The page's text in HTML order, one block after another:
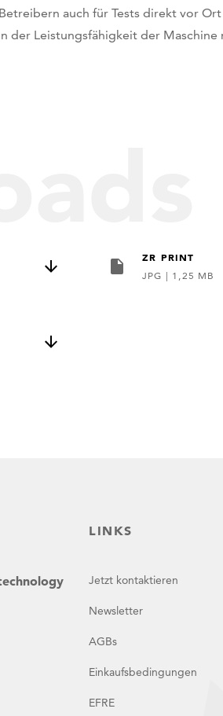
auch für Tests direkt vor
der Leistungsfähigkeit der Maschine
ZR PRINT
JPG | 1,25 MB
LINKS
Jetzt kontaktieren
Newsletter
AGBs
Einkaufsbedingungen
EFRE